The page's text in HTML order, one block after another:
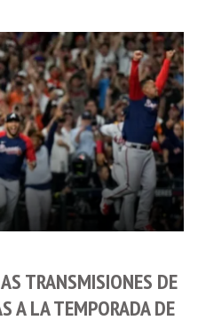
TRANSMISIONES DE
A LA TEMPORADA DE